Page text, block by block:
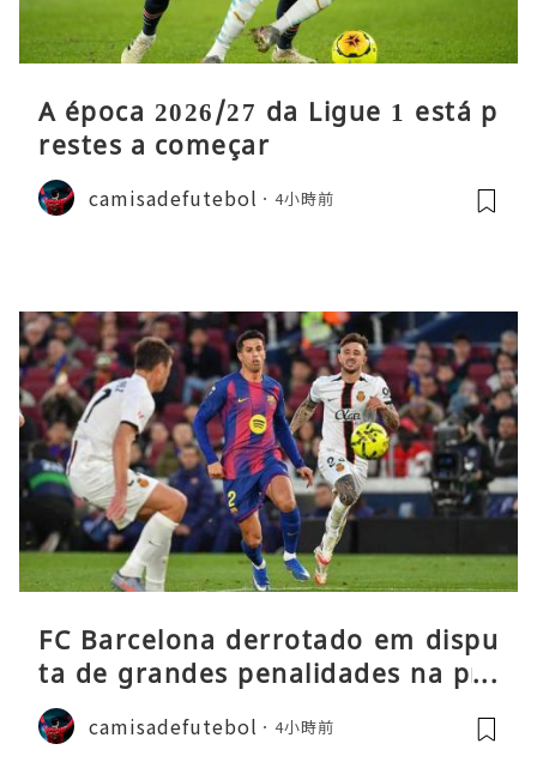
A época 2026/27 da Ligue 1 está p
restes a começar
camisadefutebol 4小時前
FC Barcelona derrotado em dispu
ta de grandes penalidades na pré
-época
camisadefutebol 4小時前